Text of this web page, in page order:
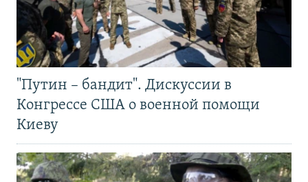
"Путин – бандит". Дискуссии в
Конгрессе США о военной помощи
Киеву